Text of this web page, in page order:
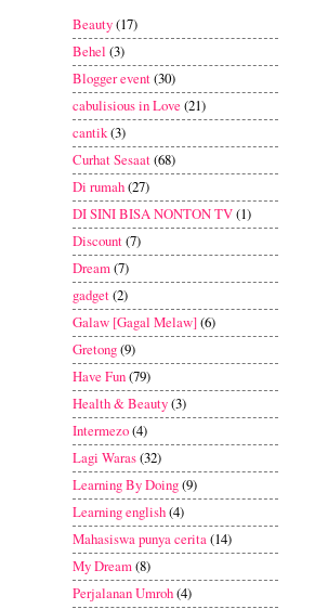
Beauty(17)
Behel (3)
Blogger event(30)
cabulisious in Love (21)
cantik(3)
Curhat Sesaat(68)
Di rumah(27)
DI SINI BISA NONTON TV(1)
Discount(7)
Dream(7)
gadget(2)
Galaw [Gagal Melaw](6)
Gretong(9)
Have Fun(79)
Health & Beauty(3)
Intermezo(4)
Lagi Waras(32)
Learning By Doing(9)
Learning english(4)
Mahasiswa punya cerita(14)
My Dream(8)
Perjalanan Umroh(4)